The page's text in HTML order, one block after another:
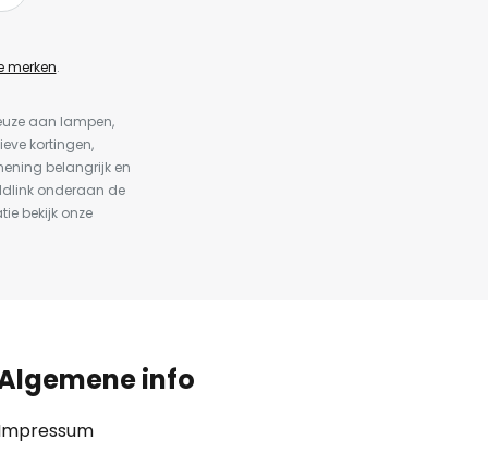
merken.
aan lampen,
kortingen,
belangrijk en
onderaan de
bekijk onze
info